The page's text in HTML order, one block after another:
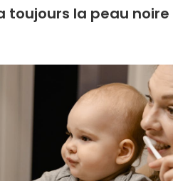
toujours la peau noire